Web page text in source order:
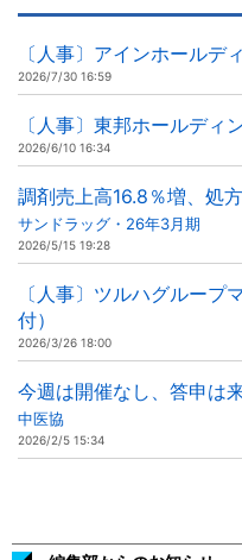
〔人事〕アインホールデ
2026/7/30 16:59
〔人事〕東邦ホールディ
2026/6/10 16:34
調剤売上高16.8％増、処
サンドラッグ・26年3月期
2026/5/15 19:28
〔人事〕ツルハグループ
付）
2026/3/26 18:00
今週は開催なし、答申は
中医協
2026/2/5 15:34